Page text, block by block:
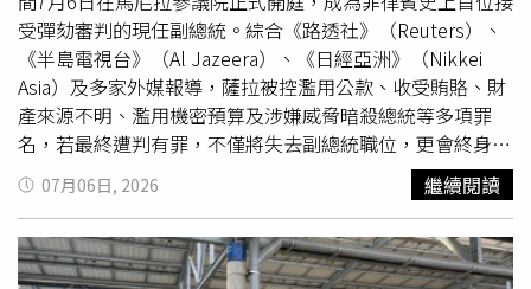
辯，否認當詐團軍師，強調案發前不認識同案被告，只是臨
時代班陪偵；她基於律師倫理而相信當事人，只是出於善意
幫忙轉達給吳姓主嫌的家人，才會在Line群組轉達賣車、賣
首飾指令，當時檢警並未扣押這些財產。2025年12月出庭
時，李宜諪突然改變訴訟策略，捨棄傳喚證人及法律鑑定，
並表示願為錯誤的判斷負責，直到今年5月辯結都維持認
罪，也同意繳回犯罪所得。
受彈劾審判的現任副總統。綜合《路透社》（Reuters）、
《半島電視台》（Al Jazeera）、《日經亞洲》（Nikkei
Asia）及多家外媒報導，薩拉被控濫用公款、收受賄賂、財
產來源不明、濫用機密預算及涉嫌威脅暗殺總統等多項罪
名，若最終遭判有罪，不僅將失去副總統職位，更會終身喪
失擔任民選公職資格，直接衝擊2028年總統大選，也將成
為菲律賓民主制度的重要考驗。薩拉杜特蒂支持者聚集參議
院外聲援，彈劾案也讓菲律賓兩大政治家族對立持續升溫。
開庭首日，參議院內外戒備森嚴，馬尼拉參議院周邊部署數
07月06日, 2026 繼續閱讀